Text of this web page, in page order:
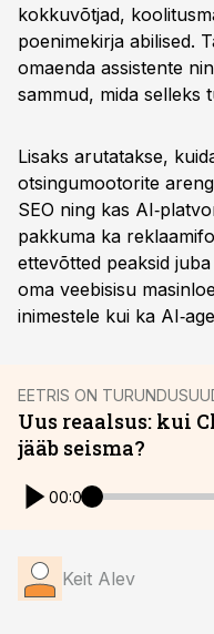
kokkuvõtjad,
poenimekirja abilised.
omaenda assistente
sammud, mida selleks
Lisaks arutatakse,
otsingumootorite
SEO ning kas
pakkuma ka
ettevõtted peaksid
oma veebisisu
inimestele kui ka
EETRIS ON
Uus reaalsus: kui
jääb seisma?
00:00
Keit Alev